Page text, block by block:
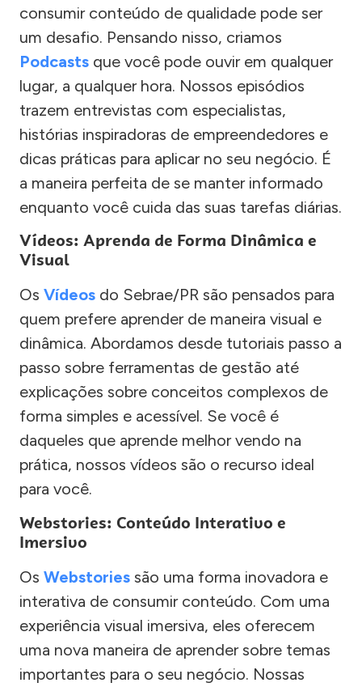
consumir conteúdo de qualidade pode ser
um desafio. Pensando nisso, criamos
Podcasts que você pode ouvir em qualquer
lugar, a qualquer hora. Nossos episódios
trazem entrevistas com especialistas,
histórias inspiradoras de empreendedores e
dicas práticas para aplicar no seu negócio. É
a maneira perfeita de se manter informado
enquanto você cuida das suas tarefas diárias.
Vídeos: Aprenda de Forma Dinâmica e
Visual
Os Vídeos do Sebrae/PR são pensados para
quem prefere aprender de maneira visual e
dinâmica. Abordamos desde tutoriais passo a
passo sobre ferramentas de gestão até
explicações sobre conceitos complexos de
forma simples e acessível. Se você é
daqueles que aprende melhor vendo na
prática, nossos vídeos são o recurso ideal
para você.
Webstories: Conteúdo Interativo e
Imersivo
Os Webstories são uma forma inovadora e
interativa de consumir conteúdo. Com uma
experiência visual imersiva, eles oferecem
uma nova maneira de aprender sobre temas
importantes para o seu negócio. Nossas